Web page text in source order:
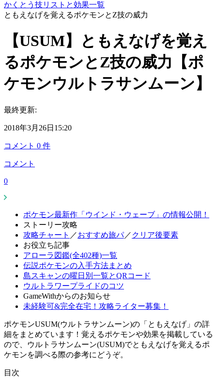
かくとう技リストと効果一覧
ともえなげを覚えるポケモンとZ技の威力
【USUM】ともえなげを覚え
るポケモンとZ技の威力【ポ
ケモンウルトラサンムーン】
最終更新:
2018年3月26日15:20
コメント 0 件
コメント
0
ポケモン最新作「ウインド・ウェーブ」の情報公開！
ストーリー攻略
攻略チャート ／おすすめ旅パ／ クリア後要素
お役立ち記事
アローラ図鑑(全402種)一覧
伝説ポケモンの入手方法まとめ
島スキャンの曜日別一覧とQRコード
ウルトラワープライドのコツ
GameWithからのお知らせ
未経験可&完全在宅！攻略ライター募集！
ポケモンUSUM(ウルトラサンムーン)の「ともえなげ」の詳
細をまとめています！覚えるポケモンや効果を掲載している
ので、ウルトラサンムーン(USUM)でともえなげを覚えるポ
ケモンを調べる際の参考にどうぞ。
目次